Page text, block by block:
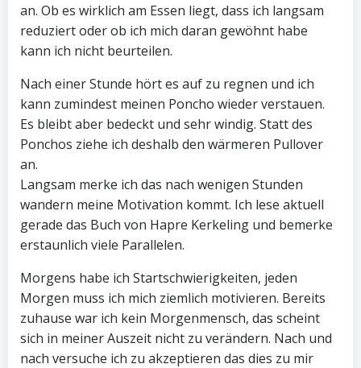
an. Ob es wirklich am Essen liegt, dass ich langsam
reduziert oder ob ich mich daran gewöhnt habe
kann ich nicht beurteilen.
Nach einer Stunde hört es auf zu regnen und ich
kann zumindest meinen Poncho wieder verstauen.
Es bleibt aber bedeckt und sehr windig. Statt des
Ponchos ziehe ich deshalb den wärmeren Pullover
an.
Langsam merke ich das nach wenigen Stunden
wandern meine Motivation kommt. Ich lese aktuell
gerade das Buch von Hapre Kerkeling und bemerke
erstaunlich viele Parallelen.
Morgens habe ich Startschwierigkeiten, jeden
Morgen muss ich mich ziemlich motivieren. Bereits
zuhause war ich kein Morgenmensch, das scheint
sich in meiner Auszeit nicht zu verändern. Nach und
nach versuche ich zu akzeptieren das dies zu mir